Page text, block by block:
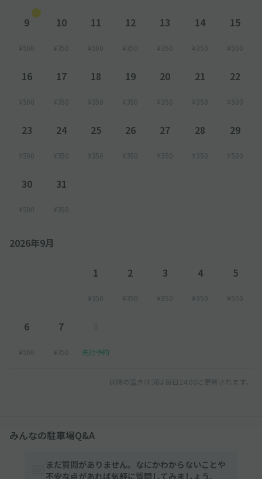
9
¥500
10
¥350
11
¥500
12
¥350
13
¥350
14
¥350
15
¥500
16
¥500
17
¥350
18
¥350
19
¥350
20
¥350
21
¥350
22
¥500
23
¥500
24
¥350
25
¥350
26
¥350
27
¥350
28
¥350
29
¥500
30
¥500
31
¥350
2026年9月
1
¥350
2
¥350
3
¥350
4
¥350
5
¥500
6
¥500
7
¥350 先行予約
以降の空き状況は毎日24:00に更新されます。
みんなの駐車場Q&A
まだ質問がありません。なにかわからないことや
不安な点があれば気軽に質問してみましょう。